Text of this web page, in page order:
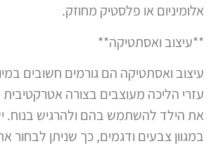
אלומיניום או פלסטיק מחוזק.
**עיצוב ואסתטיקה**
עיצוב ואסתטיקה הם גורמים חשובים
עזרי הליכה מעוצבים בצורה אטרקטיבית
את הילד להשתמש בהם ולהרגיש בנוח.
במגוון צבעים ודגמים, כך שניתן לבחור